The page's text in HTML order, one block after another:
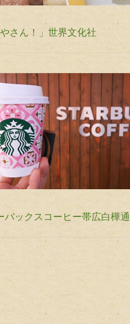
さん！」世界文化社
バックスコーヒー帯広白樺